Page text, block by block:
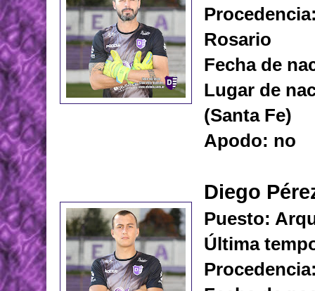
Rosario
Fecha de
Lugar de
(Santa Fe)
Apodo: no
Diego
Puesto:
Última